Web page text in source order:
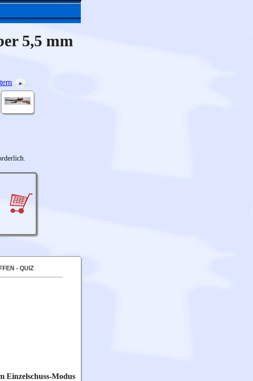
5,5 mm
- QUIZ
Einzelschuss-Modus